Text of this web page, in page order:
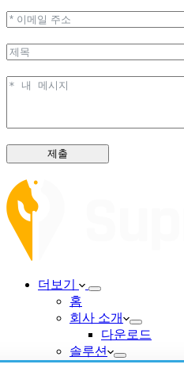
제출
더보기
홈
회사 소개
다운로드
솔루션